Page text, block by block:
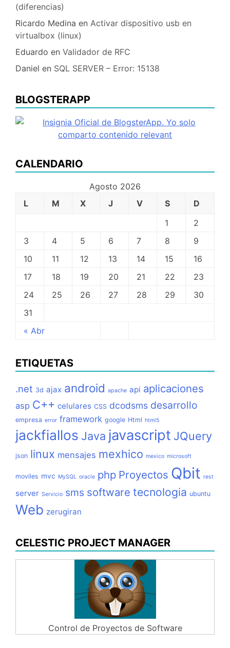
(diferencias)
Ricardo Medina en Activar dispositivo usb en
virtualbox (linux)
Eduardo en Validador de RFC
Daniel en SQL SERVER – Error: 15138
BLOGSTERAPP
CALENDARIO
Agosto 2026
L
M X J V S D
« Abr
1
2
3
4 5 6 7 8
9
10
11 12 13 14 15
16
17
18 19 20 21 22
23
24
25 26 27 28 29
30
31
ETIQUETAS
.net 3d ajax android apache api aplicaciones
asp C++ celulares CSS dcodsms desarrollo
empresa error framework google Html html5
jackfiallos Java javascript JQuery
json linux mensajes mexhico mexico microsoft
moviles mvc MySQL oracle php Proyectos Qbit rest
server Servicio sms software tecnologia ubuntu
Web zerugiran
CELESTIC PROJECT MANAGER
Control de Proyectos de Software